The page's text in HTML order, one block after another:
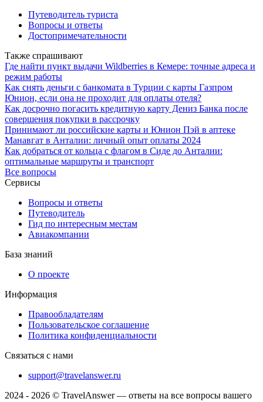
Путеводитель туриста
Вопросы и ответы
Достопримечательности
Также спрашивают
Где найти пункт выдачи Wildberries в Кемере: точные адреса и
режим работы
Как снять деньги с банкомата в Турции с карты Газпром
Юнион, если она не проходит для оплаты отеля?
Как досрочно погасить кредитную карту Дениз Банка после
совершения покупки в рассрочку
Принимают ли российские карты и Юнион Пэй в аптеке
Манавгат в Анталии: личный опыт оплаты 2024
Как добраться от кольца с флагом в Сиде до Анталии:
оптимальные маршруты и транспорт
Все вопросы
Сервисы
Вопросы и ответы
Путеводитель
Гид по интересным местам
Авиакомпании
База знаний
О проекте
Информация
Правообладателям
Пользовательское соглашение
Политика конфиденциальности
Связаться с нами
support@travelanswer.ru
2024 - 2026 © TravelAnswer — ответы на все вопросы вашего